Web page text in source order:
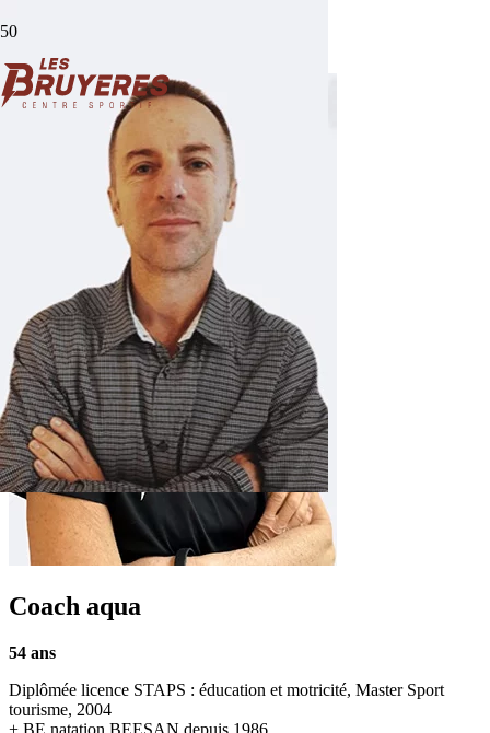
Christine
Coach aqua
54 ans
Diplômée licence STAPS : éducation et motricité, Master Sport
tourisme, 2004
+ BE natation BEESAN depuis 1986